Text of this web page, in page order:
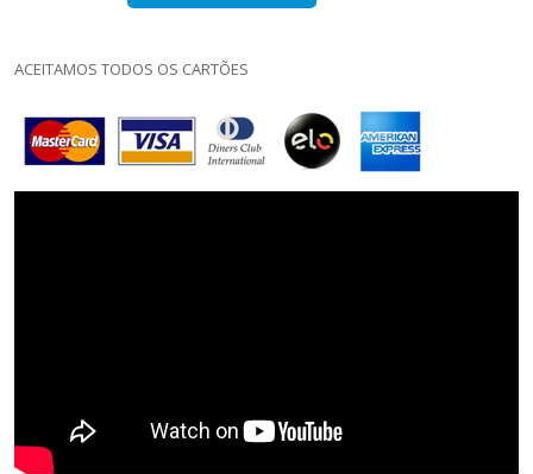
ACEITAMOS TODOS OS CARTÕES